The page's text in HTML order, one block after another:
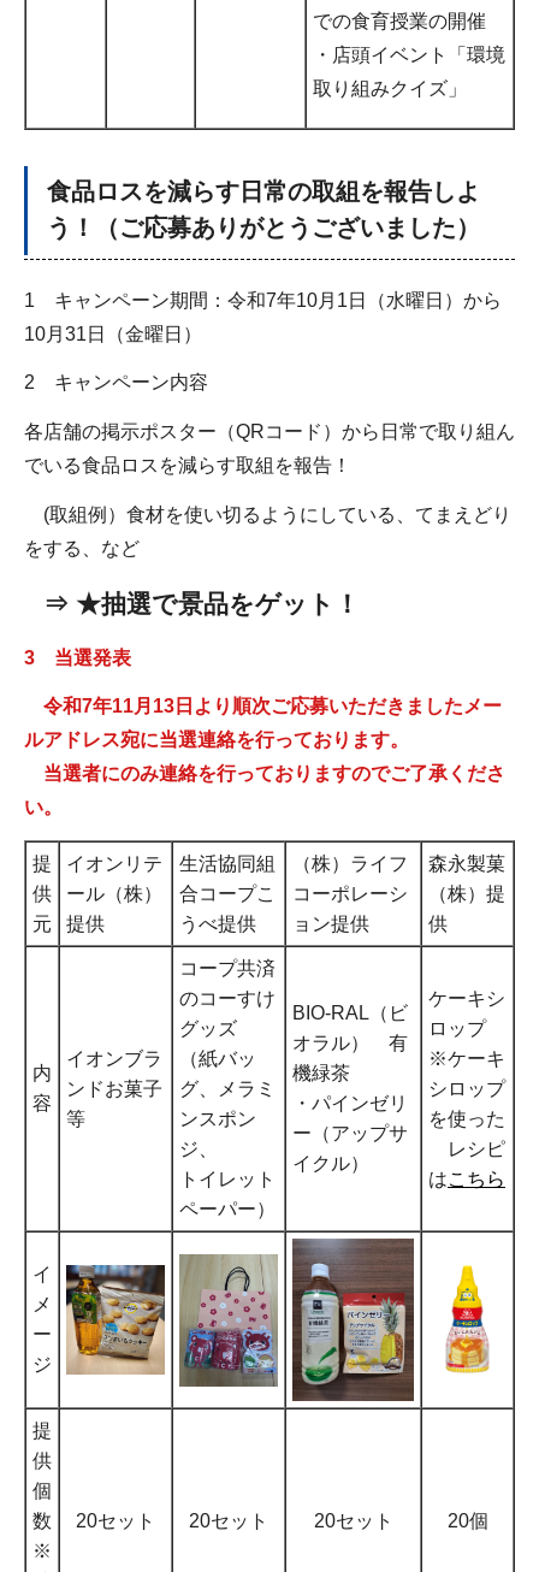
での食育授業の開催
・店頭イベント「環境
取り組みクイズ」
食品ロスを減らす日常の取組を報告しよ
う！（ご応募ありがとうございました）
1 キャンペーン期間：令和7年10月1日（水曜日）から
10月31日（金曜日）
2 キャンペーン内容
各店舗の掲示ポスター（QRコード）から日常で取り組ん
でいる食品ロスを減らす取組を報告！
(取組例）食材を使い切るようにしている、てまえどり
をする、など
⇒ ★抽選で景品をゲット！
3 当選発表
令和7年11月13日より順次ご応募いただきましたメー
ルアドレス宛に当選連絡を行っております。
当選者にのみ連絡を行っておりますのでご了承くださ
い。
提
供
元
イオンリテ
ール（株）
提供
生活協同組
合コープこ
うべ提供
（株）ライフ
コーポレーシ
ョン提供
森永製菓
（株）提
供
内
容
イオンブラ
ンドお菓子
等
コープ共済
のコーすけ
グッズ
（紙バッ
グ、メラミ
ンスポン
ジ、
トイレット
ペーパー）
BIO-RAL（ビ
オラル） 有
機緑茶
・パインゼリ
ー（アップサ
イクル）
ケーキシ
ロップ
※ケーキ
シロップ
を使った
レシピ
はこちら
イ
メ
ー
ジ
提
供
個
数
※
20セット 20セット 20セット 20個